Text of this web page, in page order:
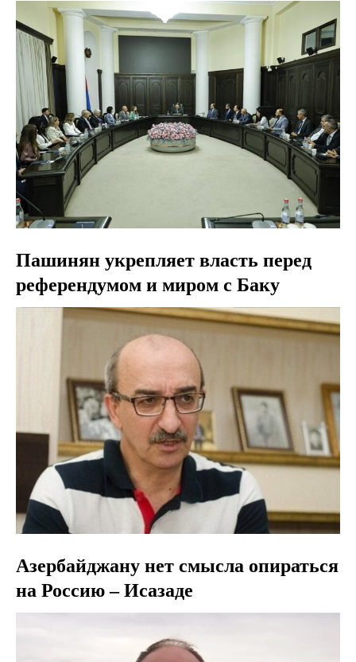
Пашинян укрепляет власть перед
референдумом и миром с Баку
Азербайджану нет смысла опираться
на Россию – Исазаде